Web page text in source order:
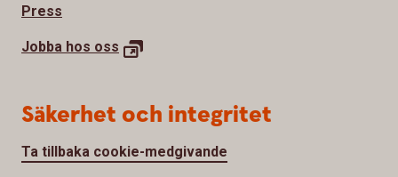
Press
Jobba hos oss
Säkerhet och integritet
Ta tillbaka cookie-medgivande